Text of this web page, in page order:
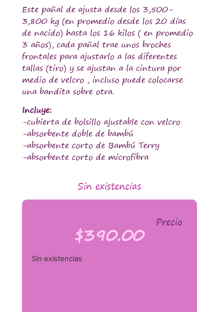
Este pañal de ajusta desde los 3,500-
3,800 kg (en promedio desde los 20 días
de nacido) hasta los 16 kilos ( en promedio
3 años), cada pañal trae unos broches
frontales para ajustarlo a las diferentes
tallas (tiro) y se ajustan a la cintura por
medio de velcro , incluso puede colocarse
una bandita sobre otra.
Incluye:
-cubierta de bolsillo ajustable con velcro
-absorbente doble de bambú
-absorbente corto de Bambú Terry
-absorbente corto de microfibra
Sin existencias
Precio
$390.00
Sin existencias